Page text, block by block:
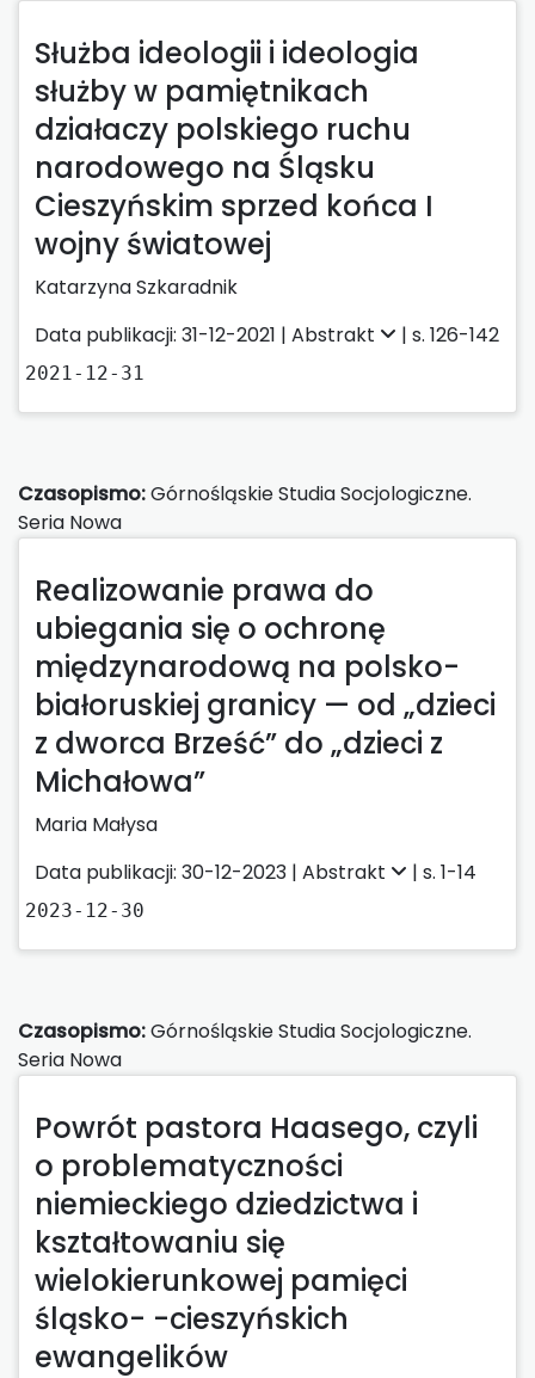
Służba ideologii i ideologia
służby w pamiętnikach
działaczy polskiego ruchu
narodowego na Śląsku
Cieszyńskim sprzed końca I
wojny światowej
Katarzyna Szkaradnik
Data publikacji: 31-12-2021 | Abstrakt | s. 126-142
2021-12-31
Czasopismo:Górnośląskie Studia Socjologiczne.
Seria Nowa
Realizowanie prawa do
ubiegania się o ochronę
międzynarodową na polsko-
białoruskiej granicy — od „dzieci
z dworca Brześć” do „dzieci z
Michałowa”
Maria Małysa
Data publikacji: 30-12-2023 | Abstrakt | s. 1-14
2023-12-30
Czasopismo:Górnośląskie Studia Socjologiczne.
Seria Nowa
Powrót pastora Haasego, czyli
o problematyczności
niemieckiego dziedzictwa i
kształtowaniu się
wielokierunkowej pamięci
śląsko- -cieszyńskich
ewangelików